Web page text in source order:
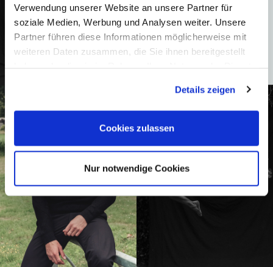
Verwendung unserer Website an unsere Partner für
soziale Medien, Werbung und Analysen weiter. Unsere
Partner führen diese Informationen möglicherweise mit
weiteren Daten zusammen, die Sie ihnen bereitgestellt
Details zeigen
Cookies zulassen
Nur notwendige Cookies